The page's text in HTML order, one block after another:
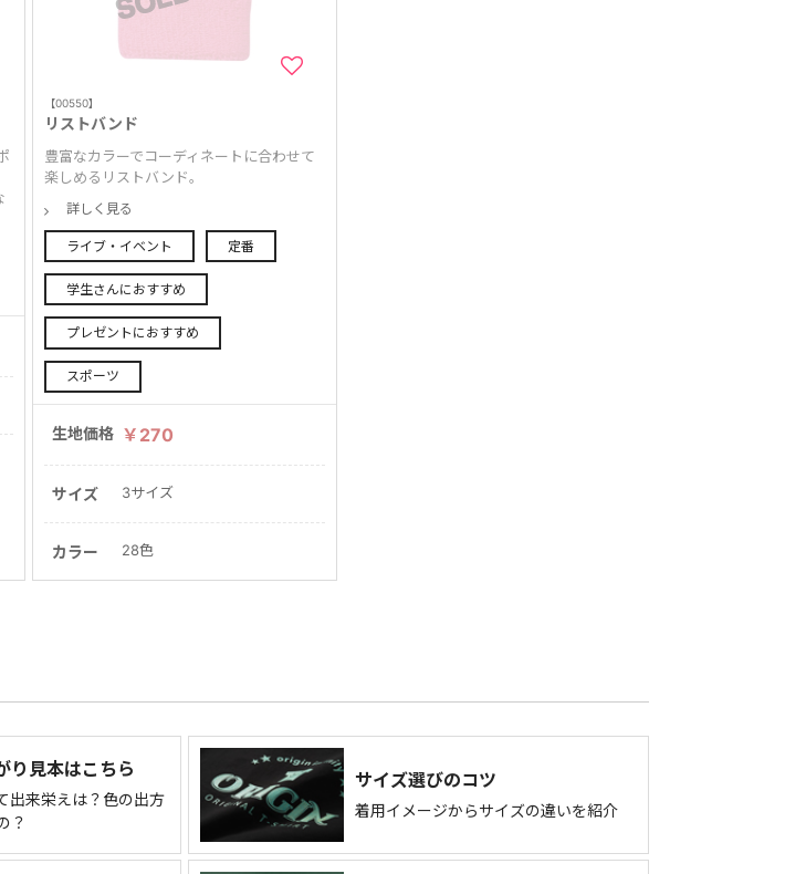
【00550】
リストバンド
豊富なカラーでコーディネートに合わせて
楽しめるリストバンド。
詳しく見る
ライブ・イベント 定番
学生さんにおすすめ
プレゼントにおすすめ
スポーツ
生地価格 ￥270
サイズ 3サイズ
カラー 28色
り見本はこちら
出来栄えは？色の出方
？
サイズ選びのコツ
着用イメージからサイズの違いを紹介